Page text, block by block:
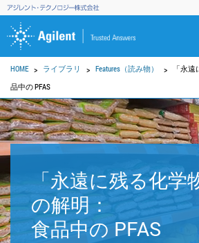
HOME ライブラリ Features（読み物）
「永
品中の PFAS
「永遠に残る化学
の解明：
食品中の PFAS